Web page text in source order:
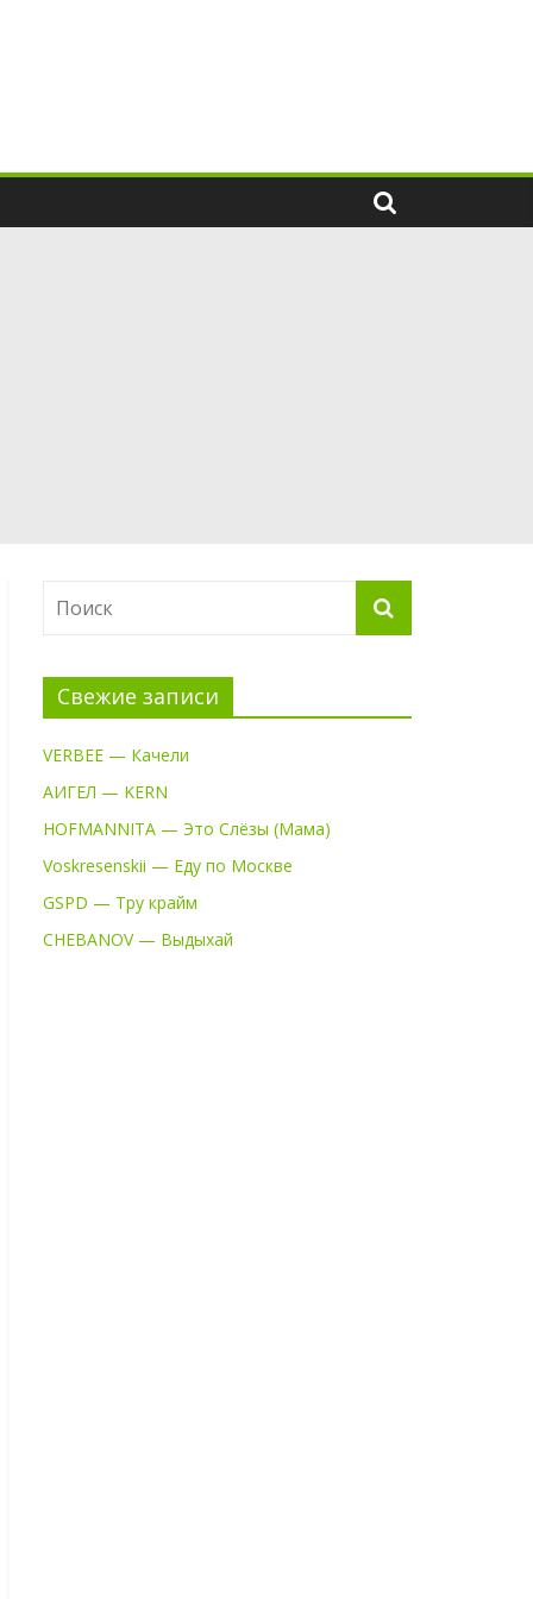
Свежие записи
VERBEE — Качели
АИГЕЛ — KERN
HOFMANNITA — Это Слёзы (Мама)
Voskresenskii — Еду по Москве
GSPD — Тру крайм
CHEBANOV — Выдыхай